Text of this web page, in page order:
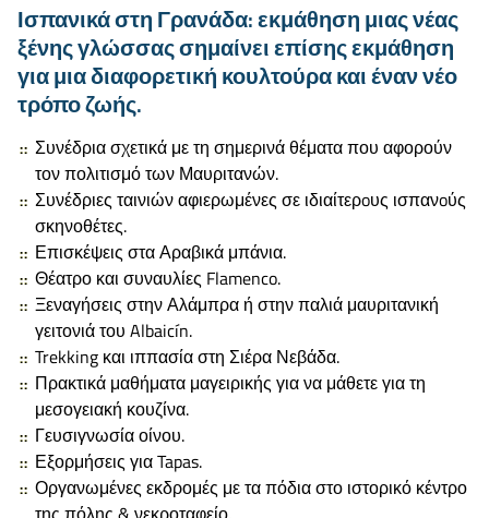
Ισπανικά στη Γρανάδα: εκμάθηση μιας νέας
ξένης γλώσσας σημαίνει επίσης εκμάθηση
για μια διαφορετική κουλτούρα και έναν νέο
τρόπο ζωής.
Συνέδρια σχετικά με τη σημερινά θέματα που αφορούν
τον πολιτισμό των Μαυριτανών.
Συνέδριες ταινιών αφιερωμένες σε ιδιαίτερoυς ισπανoύς
σκηνοθέτες.
Επισκέψεις στα Αραβικά μπάνια.
Θέατρο και συναυλίες Flamenco.
Ξεναγήσεις στην Αλάμπρα ή στην παλιά μαυριτανική
γειτονιά του Albaicín.
Trekking και ιππασία στη Σιέρα Νεβάδα.
Πρακτικά μαθήματα μαγειρικής για να μάθετε για τη
μεσογειακή κουζίνα.
Γευσιγνωσία οίνου.
Εξορμήσεις για Tapas.
Οργανωμένες εκδρομές με τα πόδια στο ιστορικό κέντρο